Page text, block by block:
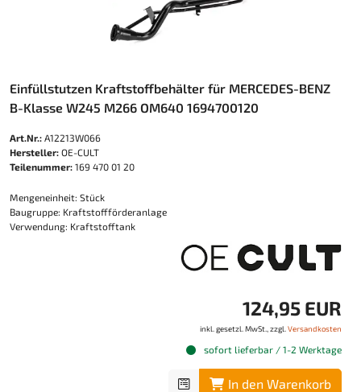
Einfüllstutzen Kraftstoffbehälter für MERCEDES-BENZ
B-Klasse W245 M266 OM640 1694700120
Art.Nr.: A12213W066
Hersteller: OE-CULT
Teilenummer: 169 470 01 20
Mengeneinheit: Stück
Baugruppe: Kraftstoffförderanlage
Verwendung: Kraftstofftank
124,95 EUR
inkl. gesetzl. MwSt., zzgl. Versandkosten
sofort lieferbar / 1-2 Werktage
In den Warenkorb